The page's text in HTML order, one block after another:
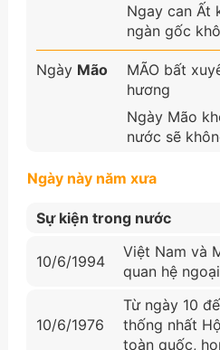
Ngay can Ất
ngàn gốc
Ngày Mão
MÃO bất
hương
Ngày Mão
nước sẽ
Ngày này năm xưa
Sự kiện trong nước
10/6/1994
Việt Nam và
quan hệ
10/6/1976
Từ ngày 10
thống nhất
toàn quốc,